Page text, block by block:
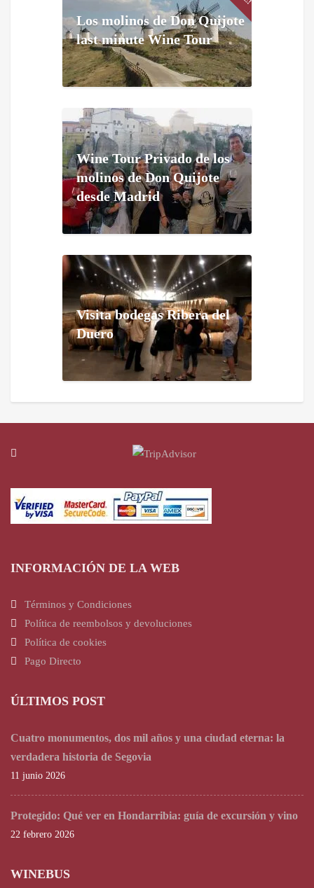
Los molinos de Don Quijote
last minute Wine Tour
Wine Tour Privado de los
molinos de Don Quijote
desde Madrid
Visita bodegas Ribera del
Duero
INFORMACIÓN DE LA WEB
Términos y Condiciones
Política de reembolsos y devoluciones
Política de cookies
Pago Directo
ÚLTIMOS POST
Cuatro monumentos, dos mil años y una ciudad eterna: la
verdadera historia de Segovia
11 junio 2026
Protegido: Qué ver en Hondarribia: guía de excursión y vino
22 febrero 2026
WINEBUS